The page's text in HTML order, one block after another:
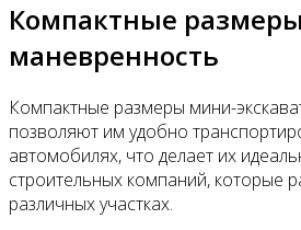
Компактные
маневренность
Компактные размеры мини-
позволяют им удобно
автомобилях, что делает их
строительных компаний, которые
различных участках.